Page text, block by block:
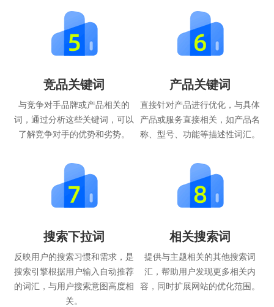
竞品关键词
与竞争对手品牌或产品相关的
词，通过分析这些关键词，可以
了解竞争对手的优势和劣势。
产品关键词
直接针对产品进行优化，与具体
产品或服务直接相关，如产品名
称、型号、功能等描述性词汇。
搜索下拉词
反映用户的搜索习惯和需求，是
搜索引擎根据用户输入自动推荐
的词汇，与用户搜索意图高度相
关。
相关搜索词
提供与主题相关的其他搜索词
汇，帮助用户发现更多相关内
容，同时扩展网站的优化范围。